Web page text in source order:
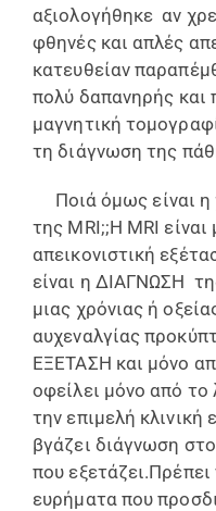
αξιολογήθηκε αν
φθηνές και απλές
κατευθείαν
πολύ δαπανηρής και
μαγνητική
τη διάγνωση της
Ποιά όμως είναι η
της MRI;;Η MRI
απεικονιστική
είναι η ΔΙΑΓΝΩΣΗ
μιας χρόνιας ή
αυχεναλγίας
ΕΞΕΤΑΣΗ και μόνο
οφείλει μόνο από το
την επιμελή κλινική
βγάζει διάγνωση
που εξετάζει.Πρέπει
ευρήματα που